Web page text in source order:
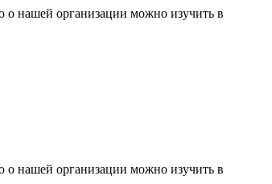
нашей организации можно изучить в
нашей организации можно изучить в